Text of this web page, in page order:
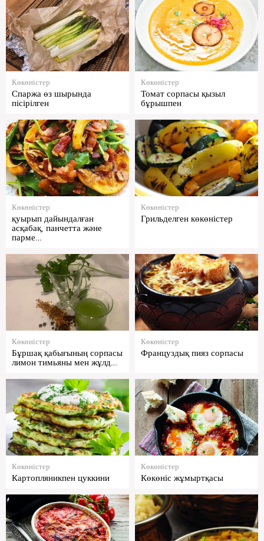
Көкөністер
Спаржа өз шырында
пісірілген
Көкөністер
Томат сорпасы қызыл
бұрышпен
Көкөністер
қуырып дайындалған
асқабақ, панчетта және
парме…
Көкөністер
Грильделген көкөністер
Көкөністер
Бұршақ қабығының сорпасы
лимон тимьяны мен жұлд…
Көкөністер
Француздық пияз сорпасы
Көкөністер
Картопляникпен цуккини
Көкөністер
Көкөніс жұмыртқасы